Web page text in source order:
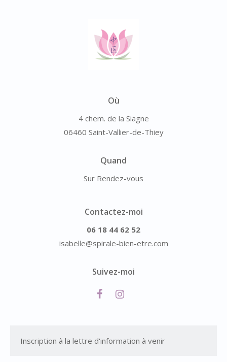
Où
4 chem. de la Siagne
06460 Saint-Vallier-de-Thiey
Quand
Sur Rendez-vous
Contactez-moi
06 18 44 62 52
isabelle@spirale-bien-etre.com
Suivez-moi
Inscription à la lettre d'information à venir